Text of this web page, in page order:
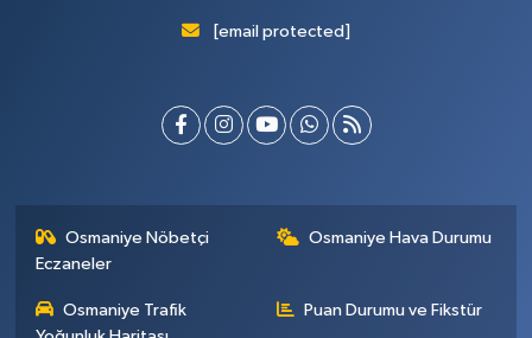
[email protected]
Osmaniye Nöbetçi
Eczaneler
Osmaniye Hava Durumu
Osmaniye Trafik
Puan Durumu ve Fikstür